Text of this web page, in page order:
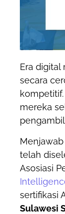
Era
secara
mereka
telah
Asosiasi
sertifikasi
Sulawesi